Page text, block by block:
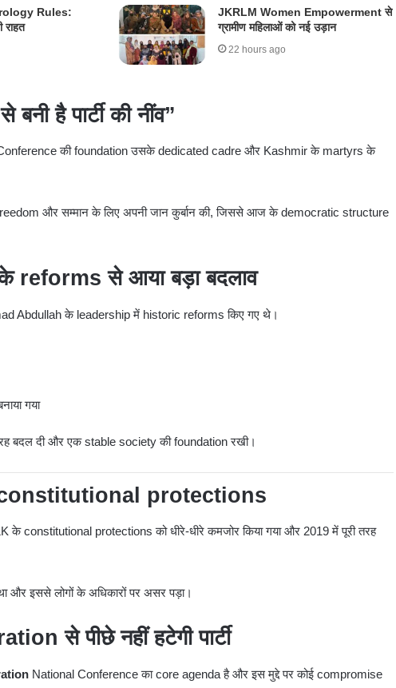
Rules:
JKRLM Women Empowerment से
ग्रामीण महिलाओं को नई उड़ान
22 hours ago
है पार्टी की नींव”
की foundation उसके dedicated cadre और Kashmir के martyrs के
freedom और सम्मान के लिए अपनी जान कुर्बान की, जिससे आज के democratic structure
से आया बड़ा बदलाव
Abdullahके leadership में historic reforms किए गए थे।
गया
बदल दी और एक stable society की foundation रखी।
constitutional protections
के constitutional protections को धीरे-धीरे कमजोर किया गया और 2019 में पूरी तरह
और इससे लोगों के अधिकारों पर असर पड़ा।
से पीछे नहीं हटेगी पार्टी
National Conference का core agenda है और इस मुद्दे पर कोई compromise